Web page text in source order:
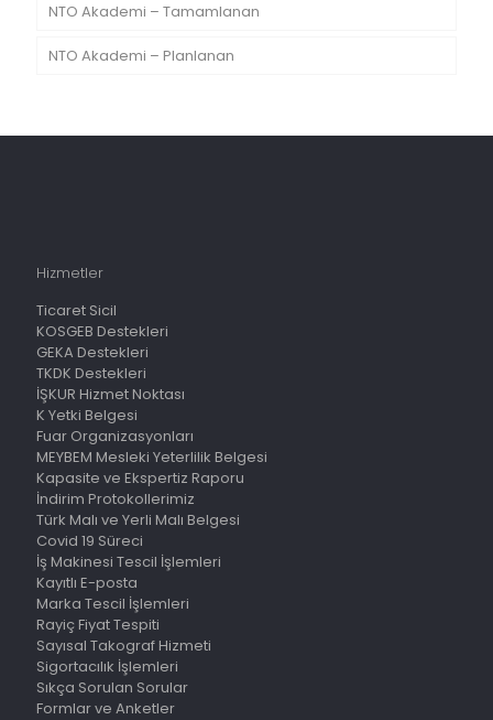
NTO Akademi – Tamamlanan
NTO Akademi – Planlanan
Hizmetler
Ticaret Sicil
KOSGEB Destekleri
GEKA Destekleri
TKDK Destekleri
İŞKUR Hizmet Noktası
K Yetki Belgesi
Fuar Organizasyonları
MEYBEM Mesleki Yeterlilik Belgesi
Kapasite ve Ekspertiz Raporu
İndirim Protokollerimiz
Türk Malı ve Yerli Malı Belgesi
Covid 19 Süreci
İş Makinesi Tescil İşlemleri
Kayıtlı E-posta
Marka Tescil İşlemleri
Rayiç Fiyat Tespiti
Sayısal Takograf Hizmeti
Sigortacılık İşlemleri
Sıkça Sorulan Sorular
Formlar ve Anketler